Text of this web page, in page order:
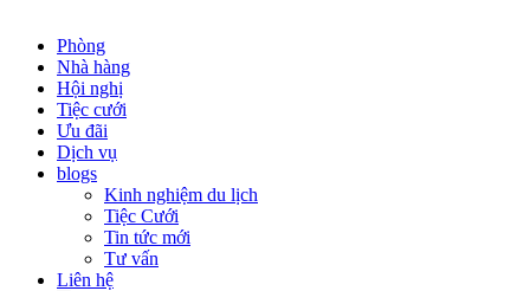
Phòng
Nhà hàng
Hội nghị
Tiệc cưới
Ưu đãi
Dịch vụ
blogs
Kinh nghiệm du lịch
Tiệc Cưới
Tin tức mới
Tư vấn
Liên hệ